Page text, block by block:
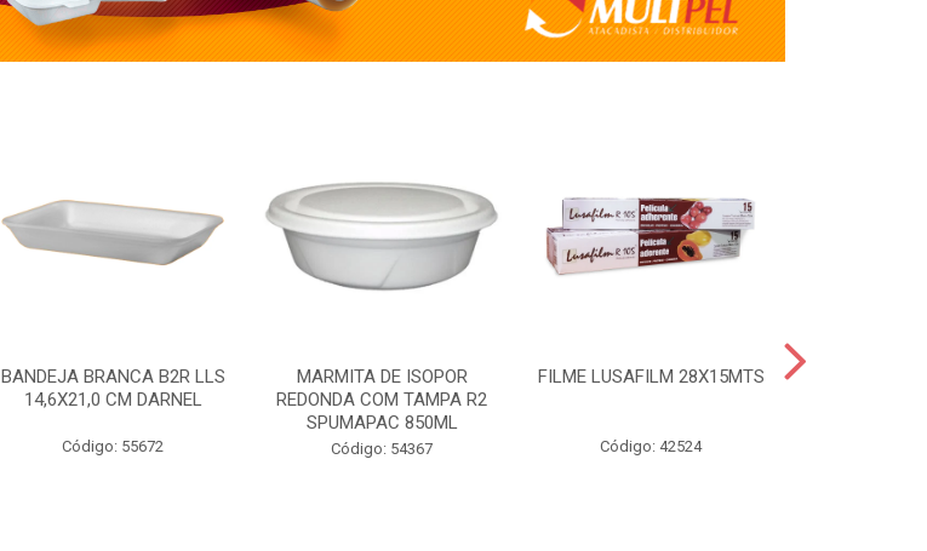
BANDEJA BRANCA B2R LLS
14,6X21,0 CM DARNEL
Código: 55672
MARMITA DE ISOPOR
REDONDA COM TAMPA R2
SPUMAPAC 850ML
Código: 54367
FILME LUSAFILM 28X15MTS
Código: 42524